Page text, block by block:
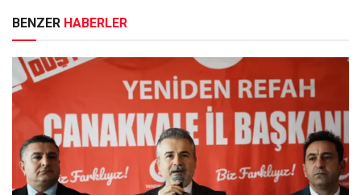
BENZER HABERLER